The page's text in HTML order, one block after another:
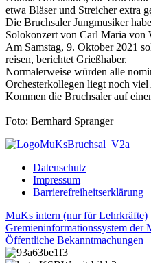
etwa Bläser und Streicher extra
Die Bruchsaler Jungmusiker
Solokonzert von Carl Maria von
Am Samstag, 9. Oktober 2021
reisen, berichtet Grießhaber.
Normalerweise würden alle
Orchesterkollegen liegt noch
Kommen die Bruchsaler auf
Foto: Bernhard Spranger
Datenschutz
Impressum
Barrierefreiheitserklärung
MuKs intern (nur für Lehrkräfte)
Gremieninformationssystem der
Öffentliche Bekanntmachungen